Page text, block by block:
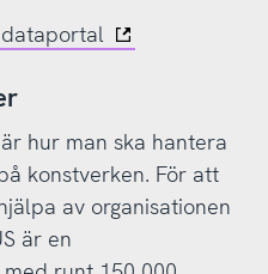
dataportal
hur man ska hantera
konstverken. För att
av organisationen
är en